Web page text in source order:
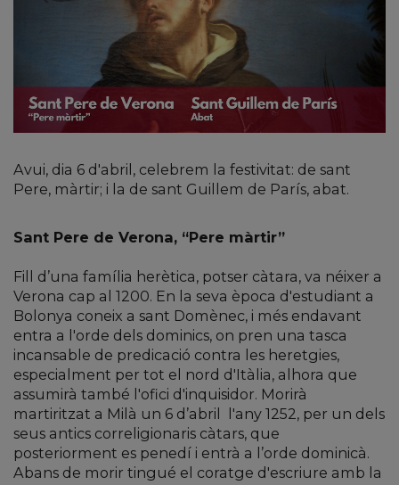
Avui, dia 6 d'abril, celebrem la festivitat: de sant
Pere, màrtir; i la de sant Guillem de París, abat.
Sant Pere de Verona, “Pere màrtir”
Fill d’una família herètica, potser càtara, va néixer a
Verona cap al 1200. En la seva època d'estudiant a
Bolonya coneix a sant Domènec, i més endavant
entra a l'orde dels dominics, on pren una tasca
incansable de predicació contra les heretgies,
especialment per tot el nord d'Itàlia, alhora que
assumirà també l'ofici d'inquisidor. Morirà
martiritzat a Milà un 6 d’abril l'any 1252, per un dels
seus antics correligionaris càtars, que
posteriorment es penedí i entrà a l’orde dominicà.
Abans de morir tingué el coratge d'escriure amb la